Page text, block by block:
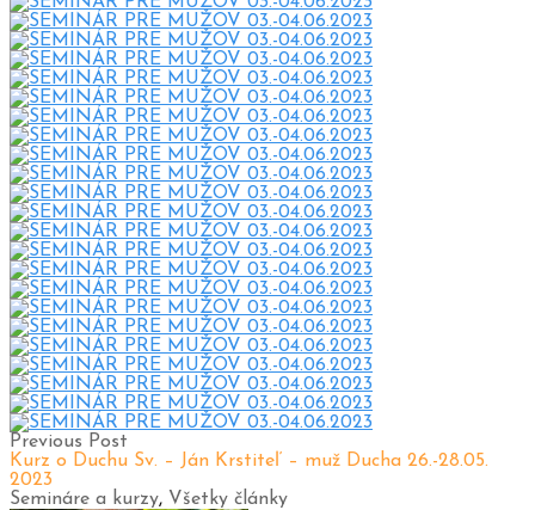
Previous Post
Kurz o Duchu Sv. – Ján Krstiteľ – muž Ducha 26.-28.05.
2023
Semináre a kurzy, Všetky články